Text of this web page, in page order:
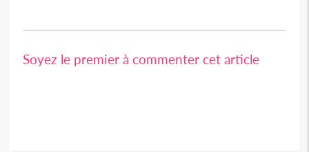
Soyez le premier à commenter cet article